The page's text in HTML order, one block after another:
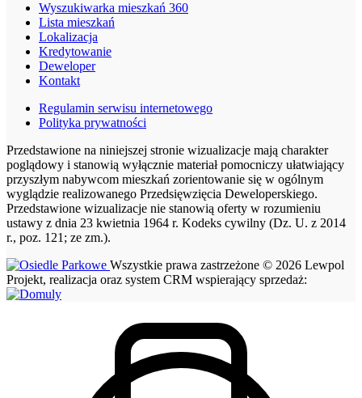
Wyszukiwarka mieszkań 360
Lista mieszkań
Lokalizacja
Kredytowanie
Deweloper
Kontakt
Regulamin serwisu internetowego
Polityka prywatności
Przedstawione na niniejszej stronie wizualizacje mają charakter
poglądowy i stanowią wyłącznie materiał pomocniczy ułatwiający
przyszłym nabywcom mieszkań zorientowanie się w ogólnym
wyglądzie realizowanego Przedsięwzięcia Deweloperskiego.
Przedstawione wizualizacje nie stanowią oferty w rozumieniu
ustawy z dnia 23 kwietnia 1964 r. Kodeks cywilny (Dz. U. z 2014
r., poz. 121; ze zm.).
Wszystkie prawa zastrzeżone © 2026 Lewpol
Projekt, realizacja oraz system CRM wspierający sprzedaż: